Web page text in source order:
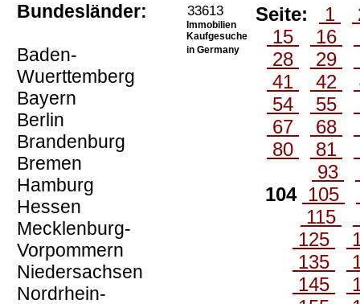
Bundesländer:
Baden-
Wuerttemberg
Bayern
Berlin
Brandenburg
Bremen
Hamburg
Hessen
Mecklenburg-
Vorpommern
Niedersachsen
Nordrhein-
33613
Immobilien
Kaufgesuche
in Germany
Seite: 1
15
16
28
29
41
42
54
55
67
68
80
81
93
104 105
115
125
135
145